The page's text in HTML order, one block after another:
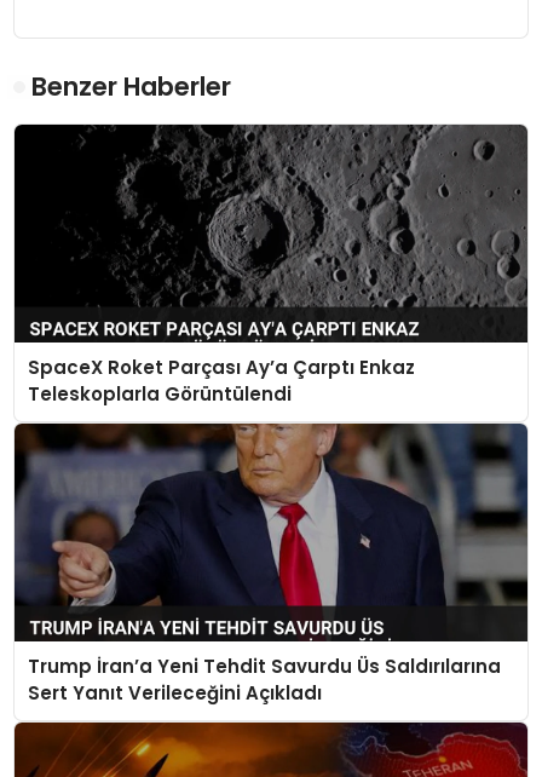
Benzer Haberler
SpaceX Roket Parçası Ay’a Çarptı Enkaz
Teleskoplarla Görüntülendi
Trump İran’a Yeni Tehdit Savurdu Üs Saldırılarına
Sert Yanıt Verileceğini Açıkladı